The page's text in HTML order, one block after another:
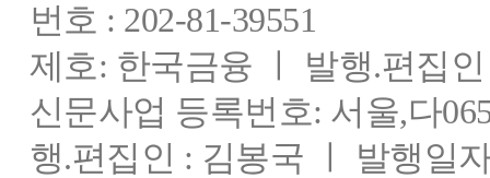
번호 : 202-81-39551
제호: 한국금융 ㅣ 발행.편집
신문사업 등록번호: 서울,다
행.편집인 : 김봉국 ㅣ 발행일